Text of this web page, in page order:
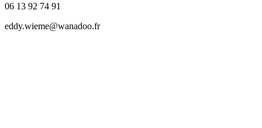
06 13 92 74 91
eddy.wieme@wanadoo.fr